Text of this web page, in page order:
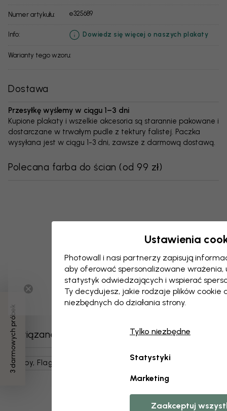
Numer artykułu: e325689
info: Dowiedz się więcej o naszych plakaty
Warianty tego wzoru:
Dostawa
Przesyłkę wyślemy w ciągu 1–3 dni
Kupione plakaty i wszelkie akcesoria są starannie pakowane i
dostarczane w trwałym pudle z tektury falistej. Paczka
wysyłana jest w ciągu 1-3 dni, zawsze z darmową dostawą.
Polecana farba do ścian (od 99 zł)
Powiązane kategorie
Mapy, Flagi I Miejsca Mapy Świata Mapy
3 darmowych próbek
Ustawienia
Photowall i nasi partnerzy zapisują
aby oferować spersonalizowane
statystyk odwiedzających i wspierać
Ty decydujesz, jakie rodzaje plików cookie
niezbędnych do działania strony.
Tylko niezbędne
Statystyki
Marketing
Zaakceptuj